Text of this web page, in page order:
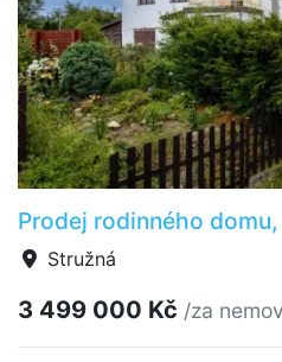
Prodej rodinného
Stružná
3 499 000 Kč /za